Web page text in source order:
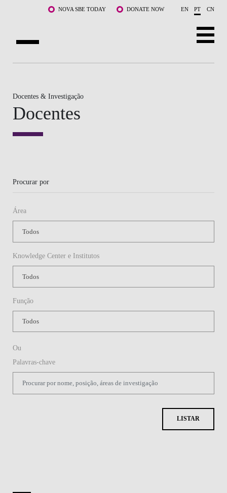
Saltar para o conteúdo principalNOVA SBE TODAY DONATE NOW EN PT CN
CURSOS
DOCENTES E INVESTIGAÇÃO
COMUNIDADE
WHAT'S HAPPENING
Docentes & Investigação
Docentes
Procurar por
Área
Knowledge Center e Institutos
Função
Ou
Palavras-chave
LISTAR